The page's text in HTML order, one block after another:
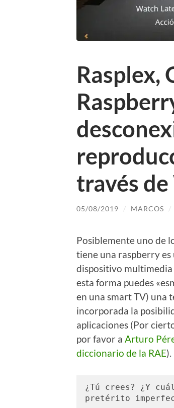
Rasplex,
través
05/08/2019 / MARCOS /
Posiblemente uno de
tiene una raspberry es
dispositivo
esta forma puedes
en una smart TV) una
incorporada la
aplicaciones (Por
por favor a Arturo
diccionario de la RAE).
¿Tú crees? ¿Y
pretérito